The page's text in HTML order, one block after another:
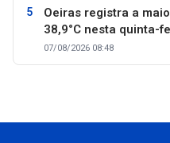
Oeiras registra a
38,9°C nesta quinta-
07/08/2026 08:48